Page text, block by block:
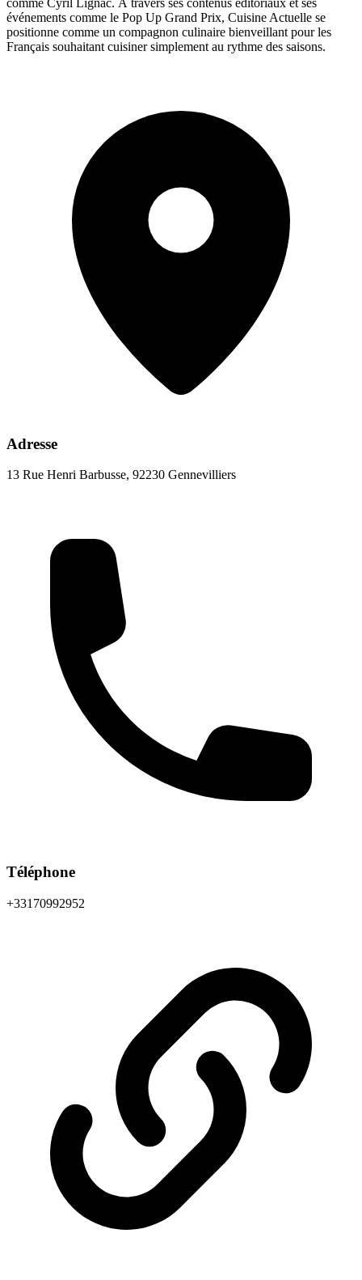
événements comme le Pop Up Grand Prix, Cuisine Actuelle se
positionne comme un compagnon culinaire bienveillant pour les
Français souhaitant cuisiner simplement au rythme des saisons.
Adresse
13 Rue Henri Barbusse, 92230 Gennevilliers
Téléphone
+33170992952